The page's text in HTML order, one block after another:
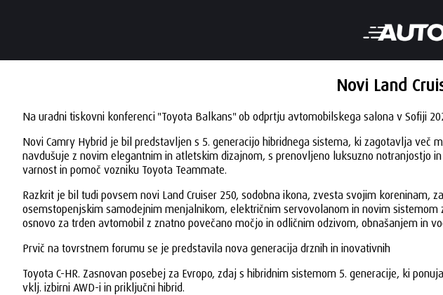
Novi Land
Na uradni tiskovni konferenci "Toyota Balkans" ob odprtju avtomobilskega salona v Sofiji
Novi Camry Hybrid je bil predstavljen s 5. generacijo hibridnega sistema, ki zagotavlja
navdušuje z novim elegantnim in atletskim dizajnom, s prenovljeno luksuzno notranjostjo
varnost in pomoč vozniku Toyota Teammate.
Razkrit je bil tudi povsem novi Land Cruiser 250, sodobna ikona, zvesta svojim
osemstopenjskim samodejnim menjalnikom, električnim servovolanom in novim
osnovo za trden avtomobil z znatno povečano močjo in odličnim odzivom, obnašanjem in
Prvič na tovrstnem forumu se je predstavila nova generacija drznih in inovativnih
Toyota C-HR. Zasnovan posebej za Evropo, zdaj s hibridnim sistemom 5. generacije, ki
vklj. izbirni AWD-i in priključni hibrid.